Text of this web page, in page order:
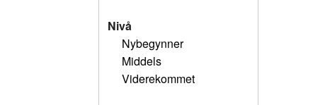
Nivå
Nybegynner
Middels
Viderekommet